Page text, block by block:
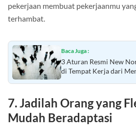
pekerjaan membuat pekerjaanmu
terhambat.
Baca Juga :
3 Aturan Resmi New
di Tempat Kerja dari
7. Jadilah Orang yang
Mudah Beradaptasi